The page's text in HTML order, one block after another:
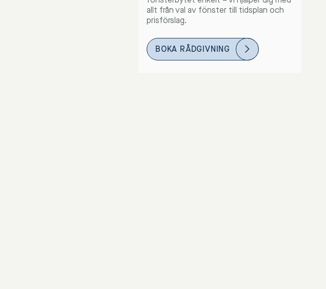
allt från val av fönster till tidsplan och
prisförslag.
BOKA RÅDGIVNING